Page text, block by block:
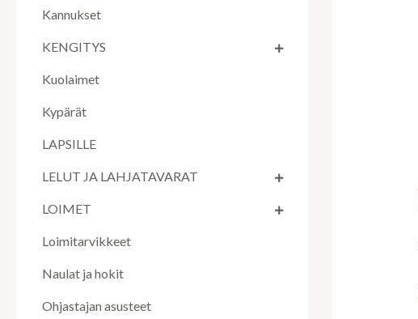
Kannukset
KENGITYS
Kuolaimet
Kypärät
LAPSILLE
LELUT JA LAHJATAVARAT
LOIMET
Loimitarvikkeet
Naulat ja hokit
Ohjastajan asusteet